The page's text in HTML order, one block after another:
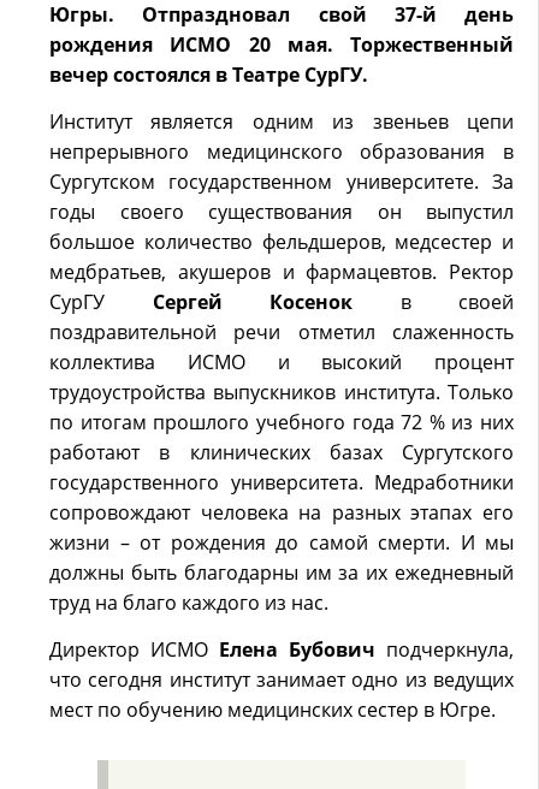
Югры. Отпраздновал свой 37-й день
рождения ИСМО 20 мая. Торжественный
вечер состоялся в Театре СурГУ.
Институт является одним из звеньев цепи
непрерывного медицинского образования в
Сургутском государственном университете. За
годы своего существования он выпустил
большое количество фельдшеров, медсестер и
медбратьев, акушеров и фармацевтов. Ректор
СурГУ Сергей Косенок в своей
поздравительной речи отметил слаженность
коллектива ИСМО и высокий процент
трудоустройства выпускников института. Только
по итогам прошлого учебного года 72 % из них
работают в клинических базах Сургутского
государственного университета. Медработники
сопровождают человека на разных этапах его
жизни – от рождения до самой смерти. И мы
должны быть благодарны им за их ежедневный
труд на благо каждого из нас.
Директор ИСМО Елена Бубович подчеркнула,
что сегодня институт занимает одно из ведущих
мест по обучению медицинских сестер в Югре.